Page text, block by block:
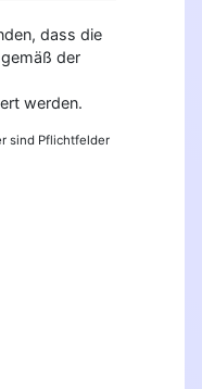
dass die
der
werden.
sind Pflichtfelder